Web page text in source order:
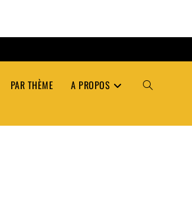
PAR THÈME A PROPOS TOGGLE